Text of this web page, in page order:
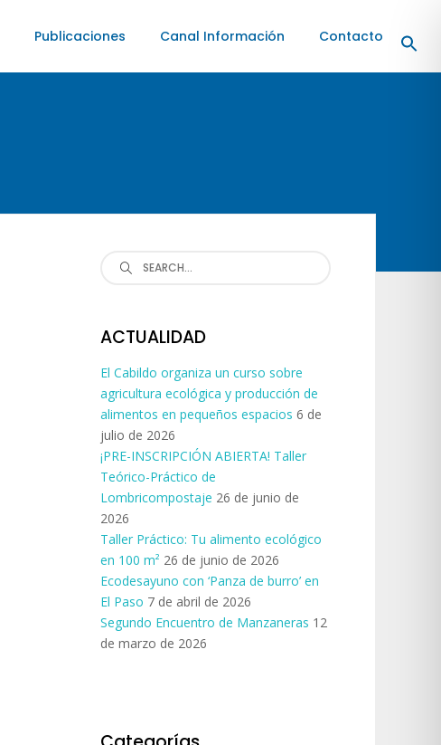
Publicaciones Canal Información Contacto
Search
ACTUALIDAD
El Cabildo organiza un curso sobre
agricultura ecológica y producción de
alimentos en pequeños espacios 6 de
julio de 2026
¡PRE-INSCRIPCIÓN ABIERTA! Taller
Teórico-Práctico de
Lombricompostaje 26 de junio de
2026
Taller Práctico: Tu alimento ecológico
en 100 m² 26 de junio de 2026
Ecodesayuno con ‘Panza de burro’ en
El Paso 7 de abril de 2026
Segundo Encuentro de Manzaneras 12
de marzo de 2026